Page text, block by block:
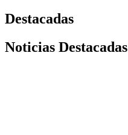
Destacadas
Noticias Destacadas